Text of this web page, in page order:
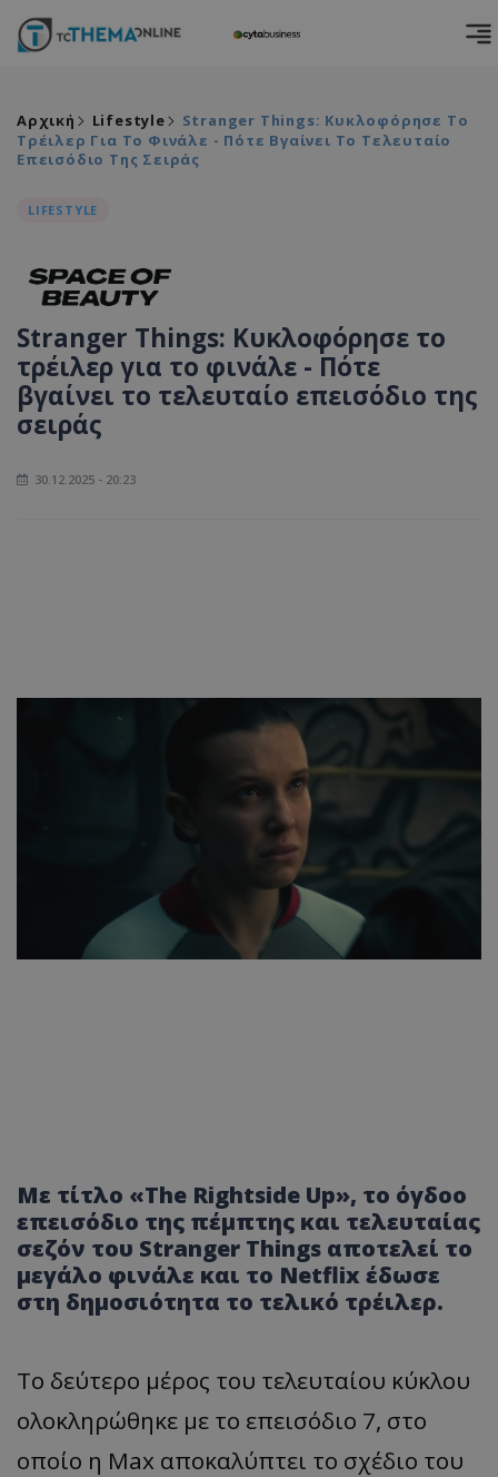
Αρχική Lifestyle
Stranger Things: Κυκλοφόρησε Το
Τρέιλερ Για Το Φινάλε - Πότε Βγαίνει Το Τελευταίο
Επεισόδιο Της Σειράς
LIFESTYLE
Stranger Things: Κυκλοφόρησε το
τρέιλερ για το φινάλε - Πότε
βγαίνει το τελευταίο επεισόδιο της
σειράς
30.12.2025 - 20:23
Με τίτλο «The Rightside Up», το όγδοο
επεισόδιο της πέμπτης και τελευταίας
σεζόν του Stranger Things αποτελεί το
μεγάλο φινάλε και το Netflix έδωσε
στη δημοσιότητα το τελικό τρέιλερ.
Το δεύτερο μέρος του τελευταίου κύκλου
ολοκληρώθηκε με το επεισόδιο 7, στο
οποίο η Max αποκαλύπτει το σχέδιο του